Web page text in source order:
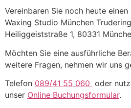
Vereinbaren Sie noch heute einen
Waxing Studio München
Heiliggeiststraße 1, 80331
Möchten Sie eine ausführliche
weitere Fragen, nehmen wir uns
Telefon 089/41 55 060 oder
unser Online Buchungsformular.